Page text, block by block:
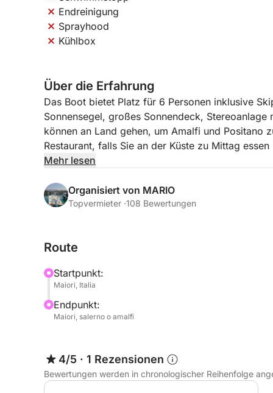
Endreinigung
Sprayhood
Kühlbox
Über die Erfahrung
Das Boot bietet Platz für 6 Personen inklusive
Sonnensegel, großes Sonnendeck,
können an Land gehen, um Amalfi und Positano
Restaurant, falls Sie an der Küste zu Mittag
speisen und in malerischen Buchten baden.
Mehr lesen
Organisiert von MARIO
Topvermieter ·108 Bewertungen
Route
Startpunkt:
Maiori, Italia
Endpunkt:
Maiori, salerno o amalfi
4/5 · 1 Rezensionen
Bewertungen werden in chronologischer Reihenfolge